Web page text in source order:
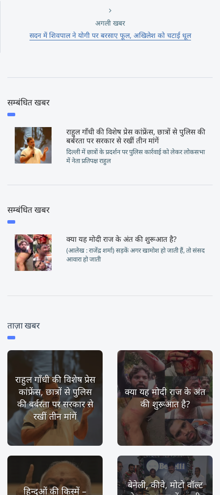
अगली खबर
सदन में शिवपाल ने योगी पर बरसाए फूल, अखिलेश को चटाई धूल
सम्बंधित खबर
राहुल गाँधी की विशेष प्रेस कांफ्रेंस, छात्रों से पुलिस की
बर्बरता पर सरकार से रखीं तीन मांगें
दिल्ली में छात्रों के प्रदर्शन पर पुलिस कार्रवाई को लेकर लोकसभा
में नेता प्रतिपक्ष राहुल
सम्बंधित खबर
क्या यह मोदी राज के अंत की शुरूआत है?
(आलेख : राजेंद्र शर्मा) सड़कें अगर खामोश हो जाती हैं, तो संसद
आवारा हो जाती
ताज़ा खबर
राहुल गाँधी की विशेष प्रेस
कांफ्रेंस, छात्रों से पुलिस
की बर्बरता पर सरकार से
रखीं तीन मांगें
क्या यह मोदी राज के अंत
की शुरूआत है?
हिन्दुओं की किस्में –
बेनेली, कीवे, मोटो वॉल्ट